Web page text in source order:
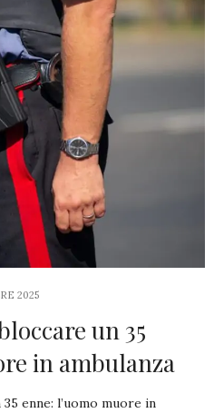
2025
un 35
in ambulanza
enne: l’uomo muore in